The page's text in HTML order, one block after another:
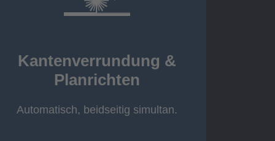
Kantenverrundung &
Planrichten
Automatisch, beidseitig simultan.
Kantenverrundung &
Planrichten